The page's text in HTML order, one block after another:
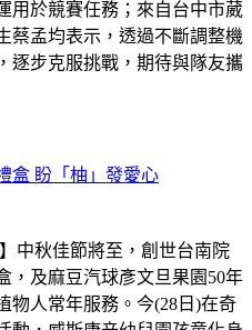
用於競賽任務；來自台中市葳
蔡孟均表示，透過不斷調整機
逐步克服挑戰，期待與隊友攜
盒 盼「柚」發愛心
中秋佳節將至，創世台南院
，及麻豆汽球彥文旦果園50年
物人常年服務。今(28日)在奇